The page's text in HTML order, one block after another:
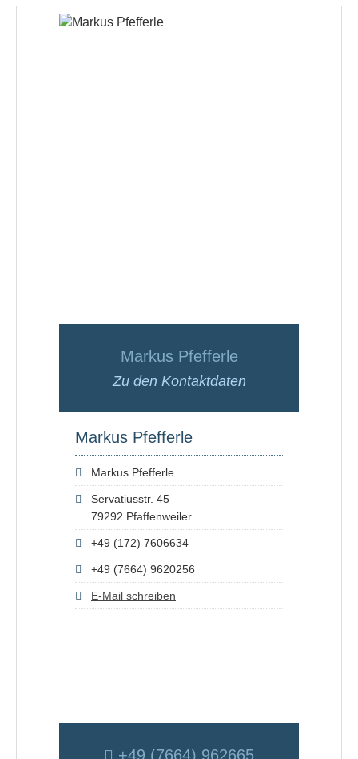
Markus Pfefferle
Zu den Kontaktdaten
Markus Pfefferle
Markus Pfefferle
Servatiusstr. 45
79292 Pfaffenweiler
+49 (172) 7606634
+49 (7664) 9620256
E-Mail schreiben
+49 (7664) 962665